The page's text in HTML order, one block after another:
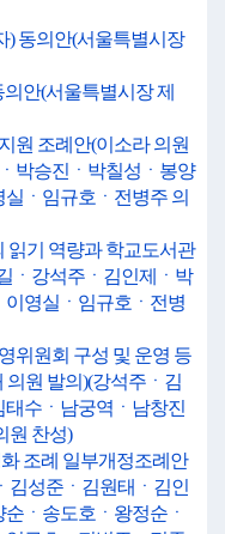
) 동의안(서울특별시장
안(서울특별시장 제
원 조례안(이소라 의원
박승진ㆍ박칠성ㆍ봉양
ㆍ임규호ㆍ전병주 의
읽기 역량과 학교도서관
ㆍ강석주ㆍ김인제ㆍ박
영실ㆍ임규호ㆍ전병
위원회 구성 및 운영 등
원 발의)(강석주ㆍ김
수ㆍ남궁역ㆍ남창진
원 찬성)
조례 일부개정조례안
김성준ㆍ김원태ㆍ김인
ㆍ송도호ㆍ왕정순ㆍ